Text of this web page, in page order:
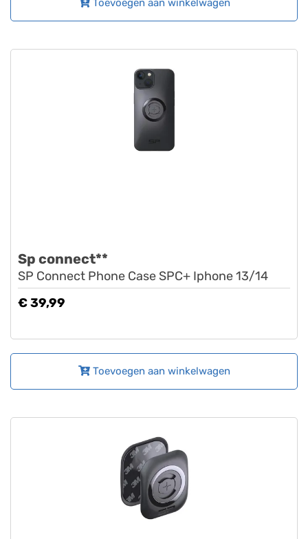
Toevoegen aan winkelwagen
Sp connect**
SP Connect Phone Case SPC+ Iphone 13/14
€ 39,99
Toevoegen aan winkelwagen